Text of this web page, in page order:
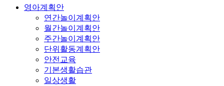
영아계획안
연간놀이계획안
월간놀이계획안
주간놀이계획안
단위활동계획안
안전교육
기본생활습관
일상생활